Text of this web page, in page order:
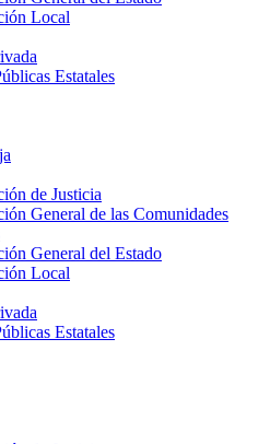
Local
Estatales
de Justicia
General de las Comunidades
General del Estado
Local
Estatales